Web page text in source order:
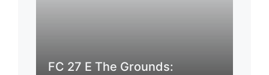
FC 27 E The Grounds: